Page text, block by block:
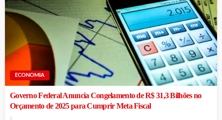
ECONOMIA
Governo Federal Anuncia Congelamento de R$ 31,3 Bilhões no
Orçamento de 2025 para Cumprir Meta Fiscal